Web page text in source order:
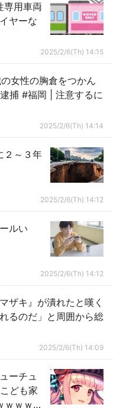
専用車両
ヤーな
2025/2/6(Th) 14:15
女性の胸倉をつかん
| 注意するに
2025/2/6(Th) 14:14
２～３年
2025/2/6(Th) 14:12
ルい
2025/2/6(Th) 14:12
ザキ』が潰れたと嘆く
るのだ」と周囲から総
2025/2/6(Th) 14:09
ーチュ
ども家
ｗｗｗ